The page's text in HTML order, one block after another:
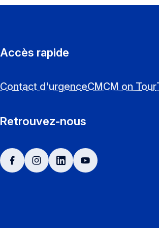
Accès rapide
Contact d'urgenceCMCM on Tour
Retrouvez-nous
facebookinstagram
linkedinyoutube